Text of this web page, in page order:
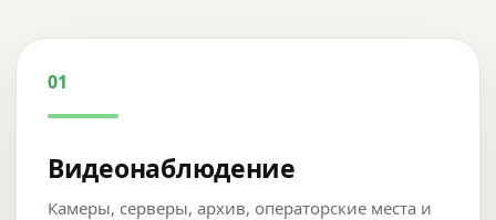
01
Видеонаблюдение
Камеры, серверы, архив, операторские места и